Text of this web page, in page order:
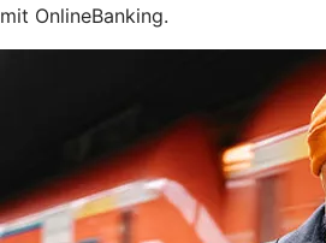
mit OnlineBanking.